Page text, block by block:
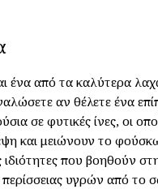
ένα από τα καλύτερα
αν θέλετε ένα
σε φυτικές ίνες, οι
και μειώνουν το
ιδιότητες που βοηθούν
υγρών από το